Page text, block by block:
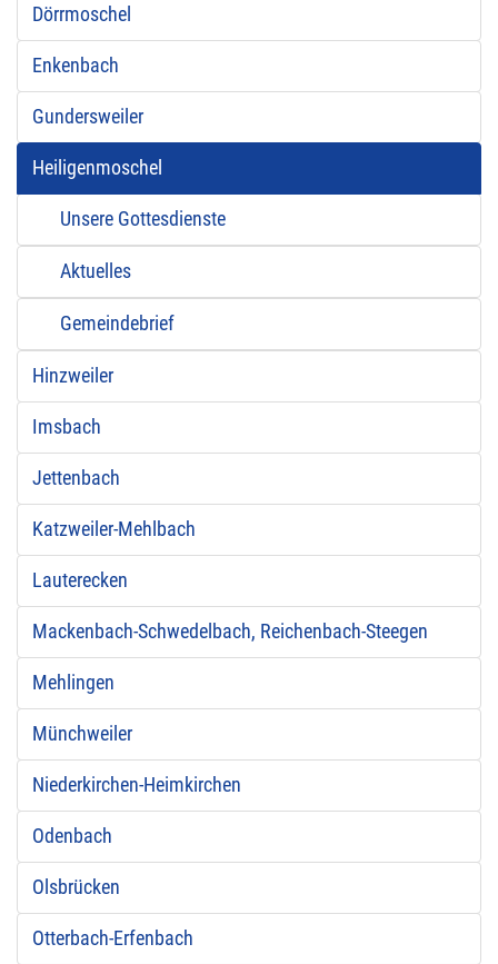
Dörrmoschel
Enkenbach
Gundersweiler
Heiligenmoschel
Unsere Gottesdienste
Aktuelles
Gemeindebrief
Hinzweiler
Imsbach
Jettenbach
Katzweiler-Mehlbach
Lauterecken
Mackenbach-Schwedelbach, Reichenbach-Steegen
Mehlingen
Münchweiler
Niederkirchen-Heimkirchen
Odenbach
Olsbrücken
Otterbach-Erfenbach